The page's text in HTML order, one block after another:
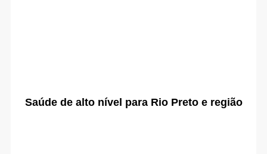
Saúde de alto nível para Rio Preto e região